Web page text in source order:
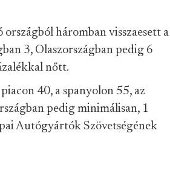
országból háromban visszaesett a
3, Olaszországban pedig 6
nőtt.
40, a spanyolon 55, az
pedig minimálisan, 1
Autógyártók Szövetségének